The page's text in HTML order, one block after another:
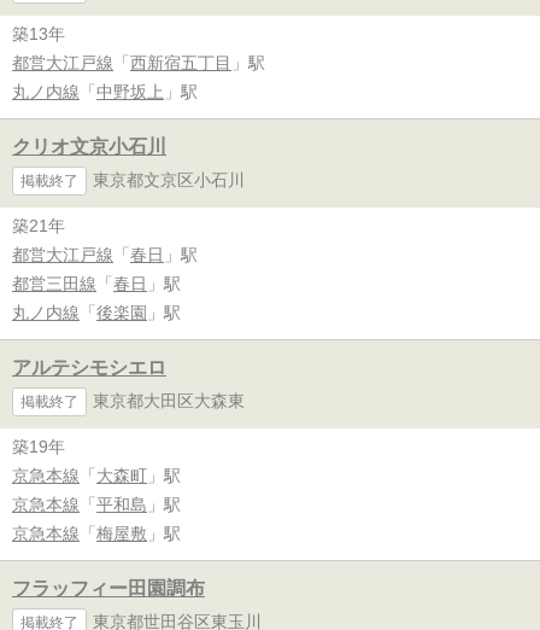
築13年
都営大江戸線 「 西新宿五丁目 」駅
丸ノ内線 「 中野坂上 」駅
クリオ文京小石川
掲載終了 東京都文京区小石川
築21年
都営大江戸線 「 春日 」駅
都営三田線 「 春日 」駅
丸ノ内線 「 後楽園 」駅
アルテシモシエロ
掲載終了 東京都大田区大森東
築19年
京急本線 「 大森町 」駅
京急本線 「 平和島 」駅
京急本線 「 梅屋敷 」駅
フラッフィー田園調布
掲載終了 東京都世田谷区東玉川